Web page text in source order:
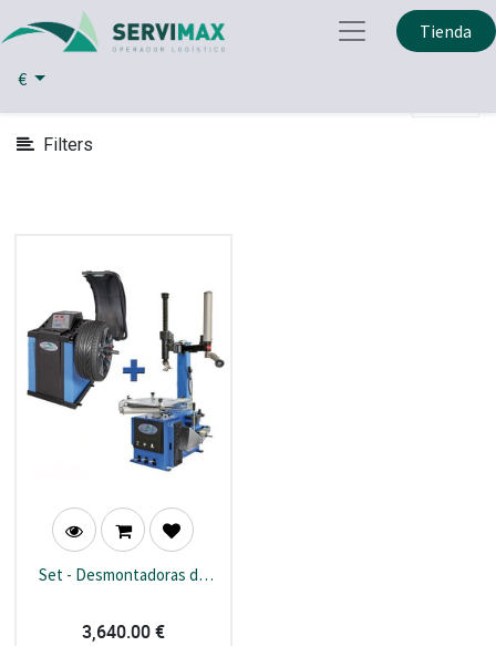
Tienda
€
Herramientas Neumaticas
Filters
Mostrar
Categorías
Set - Desmontadoras de
ruedas
3,640.00€